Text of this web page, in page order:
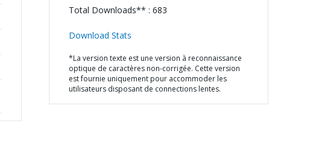
Total Downloads** : 683
Download Stats
*La version texte est une version à reconnaissance
optique de caractères non-corrigée. Cette version
est fournie uniquement pour accommoder les
utilisateurs disposant de connections lentes.